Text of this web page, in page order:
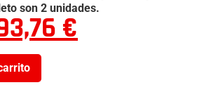
son 2 unidades.
€